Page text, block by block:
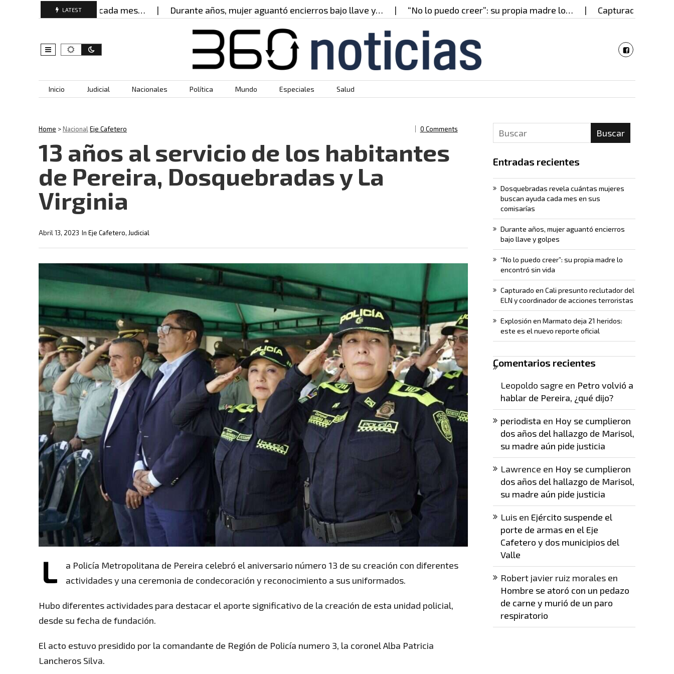
LATEST
buscan ayuda cada mes… Durante años, mujer aguantó encierros bajo llave y… “No lo puedo creer”: su propia madre lo… Capturado en Cali
Skip to content
Inicio Judicial Nacionales Política Mundo Especiales Salud
Home >NacionalEje Cafetero 0 Comments
13 años al servicio de los habitantes
de Pereira, Dosquebradas y La
Virginia
In Eje Cafetero, Judicial
Abril 13, 2023
L
a Policía Metropolitana de Pereira celebró el aniversario número 13 de su creación con diferentes
actividades y una ceremonia de condecoración y reconocimiento a sus uniformados.
Hubo diferentes actividades para destacar el aporte significativo de la creación de esta unidad policial,
desde su fecha de fundación.
El acto estuvo presidido por la comandante de Región de Policía numero 3, la coronel Alba Patricia
Lancheros Silva.
Buscar
Entradas recientes
Dosquebradas revela cuántas mujeres
buscan ayuda cada mes en sus
comisarías
Durante años, mujer aguantó encierros
bajo llave y golpes
“No lo puedo creer”: su propia madre lo
encontró sin vida
Capturado en Cali presunto reclutador del
ELN y coordinador de acciones terroristas
Explosión en Marmato deja 21 heridos:
este es el nuevo reporte oficial
Comentarios recientes
Leopoldo sagre en Petro volvió a
hablar de Pereira, ¿qué dijo?
periodista en Hoy se cumplieron
dos años del hallazgo de Marisol,
su madre aún pide justicia
Lawrence en Hoy se cumplieron
dos años del hallazgo de Marisol,
su madre aún pide justicia
Luisen Ejército suspende el
porte de armas en el Eje
Cafetero y dos municipios del
Valle
Robert javier ruiz moralesen
Hombre se atoró con un pedazo
de carne y murió de un paro
respiratorio